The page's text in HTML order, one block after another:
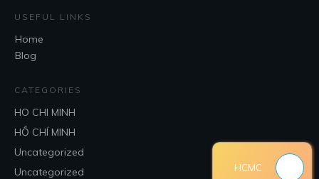
USEFUL LINKS
Home
Blog
CATEGORIES
HO CHI MINH
HỒ CHÍ MINH
Uncategorized
Uncategorized
HCMC